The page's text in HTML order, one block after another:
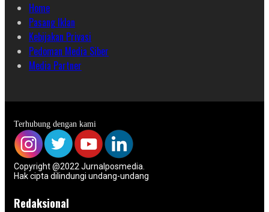
Home
Pasang Iklan
Kebijakan Privasi
Pedoman Media Siber
Media Partner
Terhubung dengan kami
Copyright @2022 Jurnalposmedia.
Hak cipta dilindungi undang-undang
Redaksional